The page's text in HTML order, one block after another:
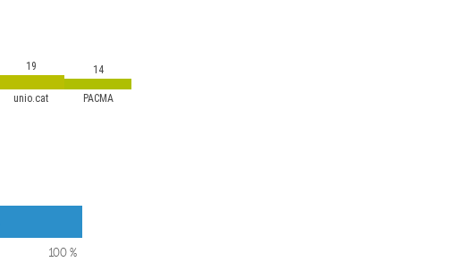
unio.cat PACMA
19
14
100 %